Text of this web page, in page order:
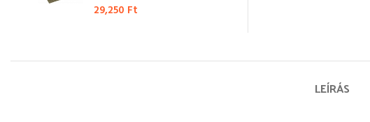
29,250 Ft
LEÍRÁS